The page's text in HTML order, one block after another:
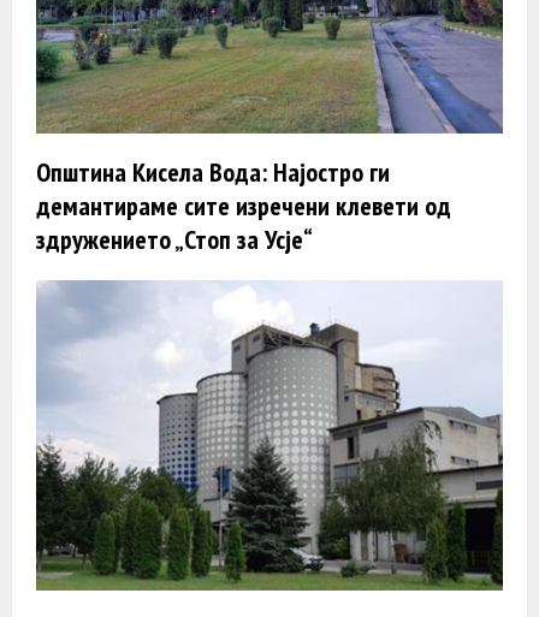
Општина Кисела Вода: Најостро ги
демантираме сите изречени клевети од
здружението „Стоп за Усје“